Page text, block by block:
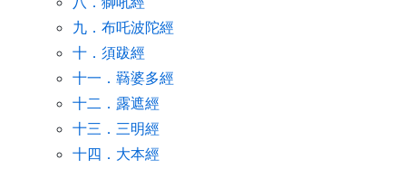
九．布吒波陀經
十．須跋經
十一．羇婆多經
十二．露遮經
十三．三明經
十四．大本經